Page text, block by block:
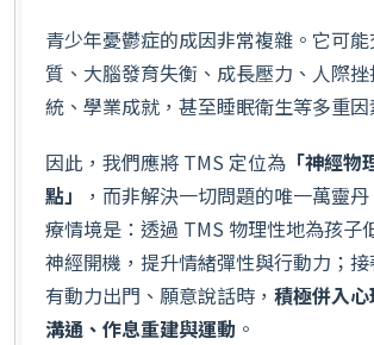
青少年憂鬱症的成因非常複雜。它可
質、大腦發育失衡、成長壓力、人際
統、學業成就，甚至睡眠衛生等多重因
因此，我們應將 TMS 定位為 「神經
點」
，而非解決一切問題的唯一萬靈
療情境是：透過 TMS 物理性地為孩子
神經開機，提升情緒彈性與行動力；
有動力出門、願意說話時， 積極併入
溝通、作息重建與運動 。